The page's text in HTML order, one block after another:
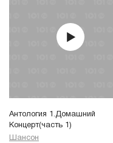
Антология 1.Домашний
Концерт(часть 1)
Шансон